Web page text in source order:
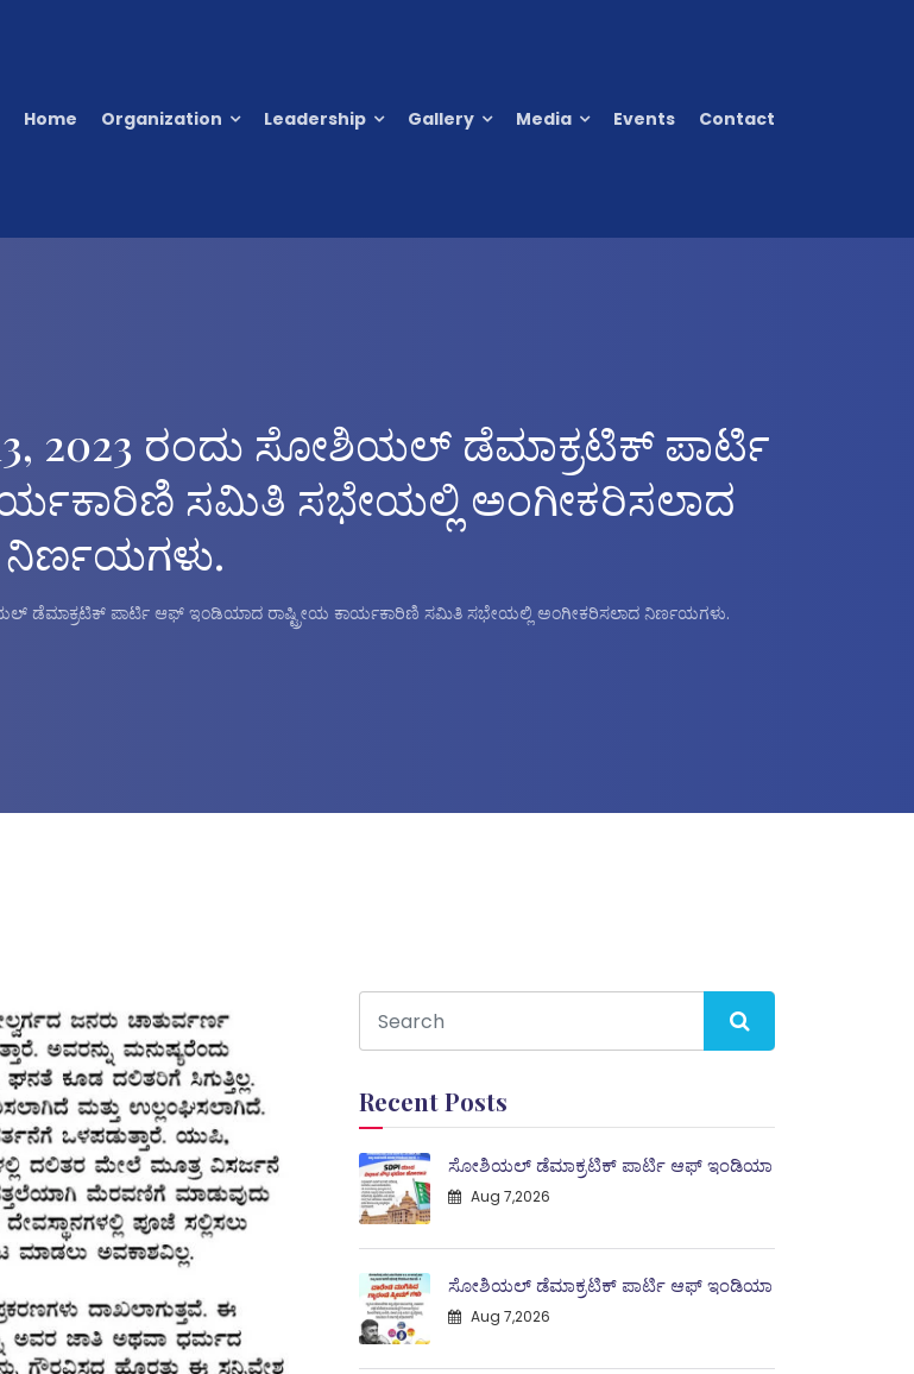
Home Organization Leadership Gallery Media Events Contact
2023 ರಂದು ಸೋಶಿಯಲ್ ಡೆಮಾಕ್ರಟಿಕ್ ಪಾರ್ಟಿ
ಸಮಿತಿ ಸಭೇಯಲ್ಲಿ ಅಂಗೀಕರಿಸಲಾದ
ನಿರ್ಣಯಗಳು.
ಡೆಮಾಕ್ರಟಿಕ್ ಪಾರ್ಟಿ ಆಫ್ ಇಂಡಿಯಾದ ರಾಷ್ಟ್ರೀಯ ಕಾರ್ಯಕಾರಿಣಿ ಸಮಿತಿ ಸಭೇಯಲ್ಲಿ ಅಂಗೀಕರಿಸಲಾದ ನಿರ್ಣಯಗಳು.
Recent Posts
ಸೋಶಿಯಲ್ ಡೆಮಾಕ್ರಟಿಕ್ ಪಾರ್ಟಿ ಆಫ್ ಇಂಡಿಯಾ
Aug 7,2026
ಸೋಶಿಯಲ್ ಡೆಮಾಕ್ರಟಿಕ್ ಪಾರ್ಟಿ ಆಫ್ ಇಂಡಿಯಾ
Aug 7,2026